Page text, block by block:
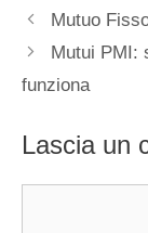
Mutuo
Mutui PMI:
funziona
Lascia un